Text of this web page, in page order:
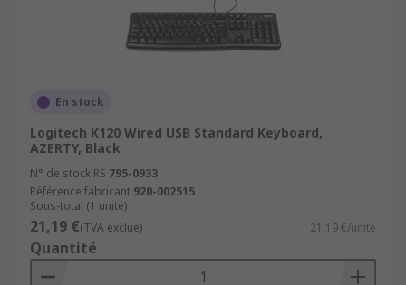
En stock
Logitech K120 Wired USB Standard Keyboard,
AZERTY, Black
N° de stock RS 795-0933
Référence fabricant 920-002515
Sous-total (1 unité)
21,19 €(TVA exclue) 21,19 €/unité
Quantité